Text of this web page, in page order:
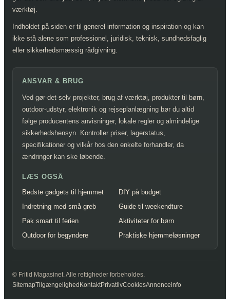
værktøj.
Indholdet på siden er til generel information og inspiration og kan
ikke stå alene som professionel, juridisk, teknisk, sundhedsfaglig
eller sikkerhedsmæssig rådgivning.
ANSVAR & BRUG
Ved gør-det-selv projekter, brug af værktøj, produkter til børn,
outdoor-udstyr, elektronik og rejseplanlægning bør du altid
følge producentens anvisninger, lokale regler og almindelige
sikkerhedshensyn. Kontroller priser, lagerstatus,
specifikationer og vilkår hos den enkelte forhandler, da
ændringer kan ske løbende.
LÆS OGSÅ
Bedste gadgets til hjemmet
DIY på budget
Indretning med små greb
Guide til weekendture
Pak smart til ferien
Aktiviteter for børn
Outdoor for begyndere
Praktiske hjemmeløsninger
© Fritid Magasinet. Alle rettigheder forbeholdes.
SitemapTilgængelighed KontaktPrivatlivCookiesAnnonceinfo